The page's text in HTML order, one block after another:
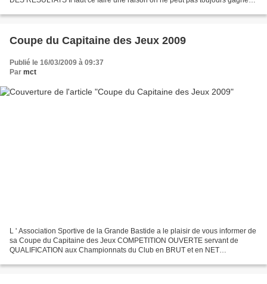
Coupe du Capitaine des Jeux 2009
Publié le 16/03/2009 à 09:37
Par mct
L ' Association Sportive de la Grande Bastide a le plaisir de vous informer de
sa Coupe du Capitaine des Jeux COMPETITION OUVERTE servant de
QUALIFICATION aux Championnats du Club en BRUT et en NET